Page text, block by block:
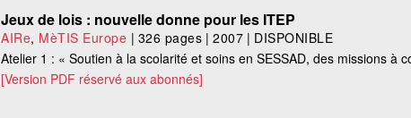
Jeux de lois : nouvelle donne pour les ITEP
AIRe, MèTIS Europe | 326 pages |2007 | DISPONIBLE
Atelier 1 : « Soutien à la scolarité et soins en SESSAD, des missions à
[Version PDF réservé aux abonnés]